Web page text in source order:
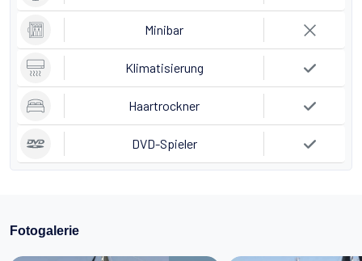
Minibar
Klimatisierung
Haartrockner
DVD-Spieler
Fotogalerie